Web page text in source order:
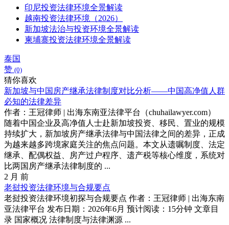
印尼投资法律环境全景解读
越南投资法律环境（2026）
新加坡法治与投资环境全景解读
柬埔寨投资法律环境全景解读
泰国
赞 (0)
猜你喜欢
新加坡与中国房产继承法律制度对比分析——中国高净值人群
必知的法律差异
作者：王冠律师 | 出海东南亚法律平台（chuhailawyer.com）
随着中国企业及高净值人士赴新加坡投资、移民、置业的规模
持续扩大，新加坡房产继承法律与中国法律之间的差异，正成
为越来越多跨境家庭关注的焦点问题。本文从遗嘱制度、法定
继承、配偶权益、房产过户程序、遗产税等核心维度，系统对
比两国房产继承法律制度的 ...
2 月 前
老挝投资法律环境与合规要点
老挝投资法律环境初探与合规要点 作者：王冠律师 | 出海东南
亚法律平台 发布日期：2026年6月 预计阅读：15分钟 文章目
录 国家概况 法律制度与法律渊源 ...